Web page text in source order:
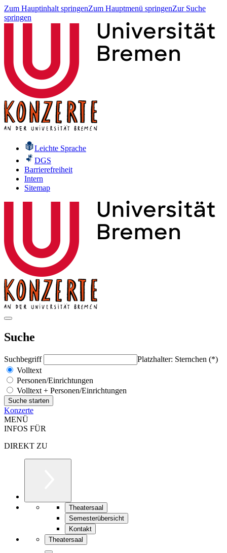
Zum Hauptinhalt springenZum Hauptmenü springenZur Suche
springen
Leichte Sprache
DGS
Barrierefreiheit
Intern
Sitemap
Suche
Suchbegriff
Platzhalter: Sternchen (*)
Volltext
Personen/Einrichtungen
Volltext + Personen/Einrichtungen
Konzerte
MENÜ
INFOS FÜR
DIREKT ZU
Theatersaal
Semesterübersicht
Kontakt
Theatersaal